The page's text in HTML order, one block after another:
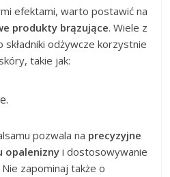
efektami, warto postawić na
produkty brązujące. Wiele z
odżywcze korzystnie
takie jak:
pozwala na precyzyjne
opalenizny i dostosowywanie
zapominaj także o